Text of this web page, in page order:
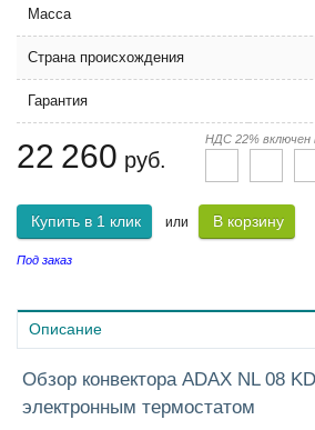
Масса
Страна происхождения
Гарантия
22 260 руб.
НДС 22% включен
Купить в 1 клик или В корзину
Под заказ
Описание
Обзор конвектора ADAX NL 08
электронным термостатом